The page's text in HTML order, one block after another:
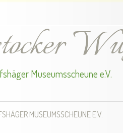
Museumsscheune e.V.
MUSEUMSSCHEUNE E.V.